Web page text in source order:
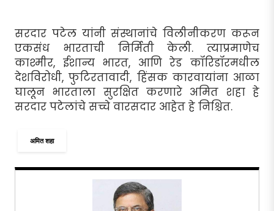
सरदार पटेल यांनी संस्थानांचे विलीनीकरण करून
एकसंध भारताची निर्मिती केली. त्याप्रमाणेच
काश्मीर, ईशान्य भारत, आणि रेड कॉरिडॉरमधील
देशविरोधी, फुटिरतावादी, हिंसक कारवायांना आळा
घालून भारताला सुरक्षित करणारे अमित शहा हे
सरदार पटेलांचे सच्चे वारसदार आहेत हे निश्चित.
अमित शहा